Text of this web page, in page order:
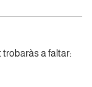
a faltar: